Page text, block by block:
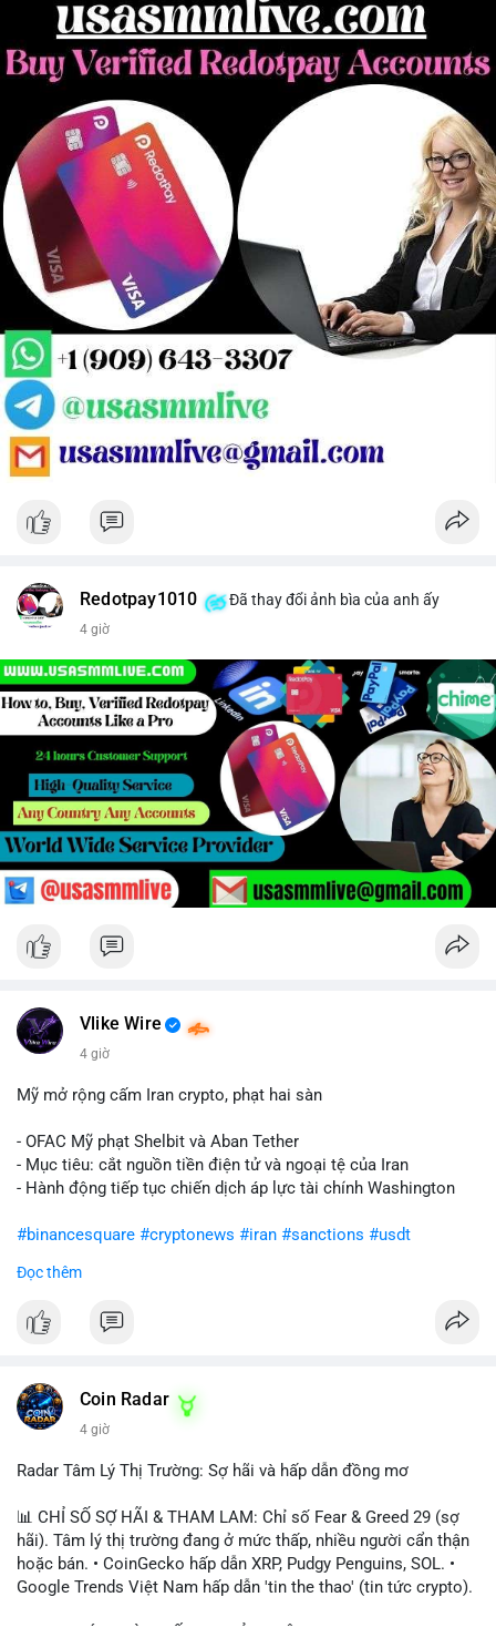
Redotpay1010 Đã thay đổi ảnh bìa của anh ấy
4 giờ
Vlike Wire
4 giờ
Mỹ mở rộng cấm Iran crypto, phạt hai sàn
- OFAC Mỹ phạt Shelbit và Aban Tether
- Mục tiêu: cắt nguồn tiền điện tử và ngoại tệ của Iran
- Hành động tiếp tục chiến dịch áp lực tài chính Washington
#binancesquare #cryptonews #iran #sanctions #usdt
$usdt
#vlikevn #titanbot
Đọc thêm
Coin Radar
4 giờ
Radar Tâm Lý Thị Trường: Sợ hãi và hấp dẫn đồng mơ
📊 CHỈ SỐ SỢ HÃI & THAM LAM: Chỉ số Fear & Greed 29 (sợ
hãi). Tâm lý thị trường đang ở mức thấp, nhiều người cẩn thận
hoặc bán. • CoinGecko hấp dẫn XRP, Pudgy Penguins, SOL. •
Google Trends Việt Nam hấp dẫn 'tin the thao' (tin tức crypto).